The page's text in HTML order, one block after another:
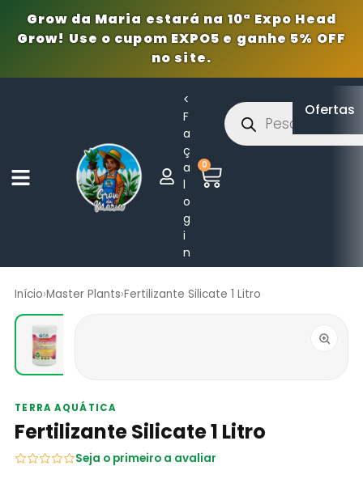
Grow da Maria estará na 10ª Expo Head
Grow! Use o cupom EXPO5 e ganhe 5% OFF
no site.
<
F
a
ç
a
l
o
g
i
n
0
Ofertas
Início›Master Plants›Fertilizante Silicate 1 Litro
TERRA AQUÁTICA
Fertilizante Silicate 1 Litro
Seja o primeiro a avaliar